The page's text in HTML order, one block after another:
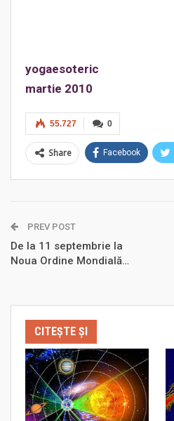
yogaesoteric
martie 2010
0
55.727
Share Facebook
PREV POST
De la 11 septembrie la
Noua Ordine Mondială…
CITEȘTE ȘI